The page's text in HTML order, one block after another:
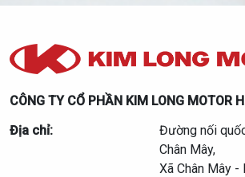
CÔNG TY CỔ PHẦN KIM LONG MOTOR
Địa chỉ:
Đường nối
Chân Mây,
Xã Chân Mây -